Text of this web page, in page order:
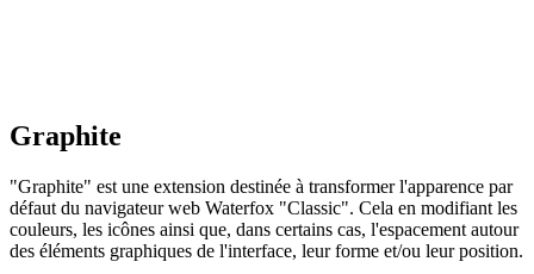
Graphite
"Graphite" est une extension destinée à transformer l'apparence par
défaut du navigateur web Waterfox "Classic". Cela en modifiant les
couleurs, les icônes ainsi que, dans certains cas, l'espacement autour
des éléments graphiques de l'interface, leur forme et/ou leur position.